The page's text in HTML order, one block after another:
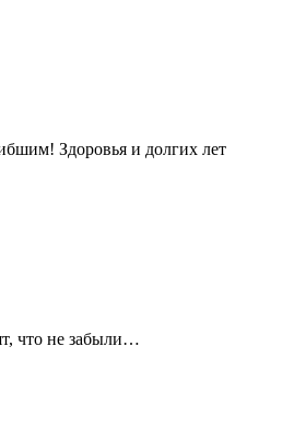
Здоровья и долгих лет
что не забыли…